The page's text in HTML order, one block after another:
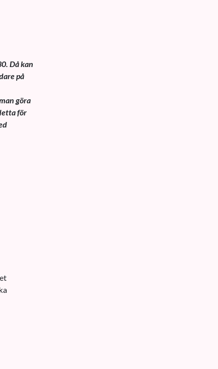
Då kan
på
göra
för